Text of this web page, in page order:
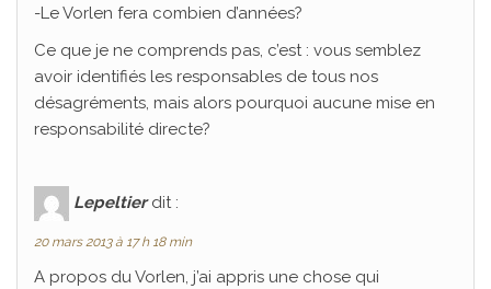
-Le Vorlen fera combien d’années?
Ce que je ne comprends pas, c’est : vous semblez
avoir identifiés les responsables de tous nos
désagréments, mais alors pourquoi aucune mise en
responsabilité directe?
Lepeltier dit :
20 mars 2013 à 17 h 18 min
A propos du Vorlen, j’ai appris une chose qui